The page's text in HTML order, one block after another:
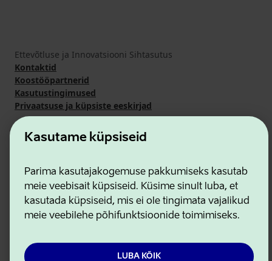
Kasutame küpsiseid
Parima kasutajakogemuse pakkumiseks kasutab
meie veebisait küpsiseid. Küsime sinult luba, et
kasutada küpsiseid, mis ei ole tingimata vajalikud
meie veebilehe põhifunktsioonide toimimiseks.
LUBA KÕIK
Ettevõtluse ja Innovatsiooni Sihtasutus
Kontaktid
Koostööpartnerid
Kasutustingimused
Privaatsuse ja küpsiste eeskirjad